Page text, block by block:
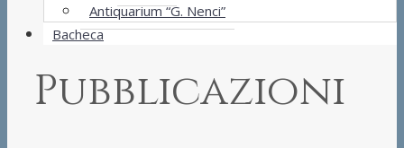
Antiquarium “G. Nenci”
Bacheca
Pubblicazioni